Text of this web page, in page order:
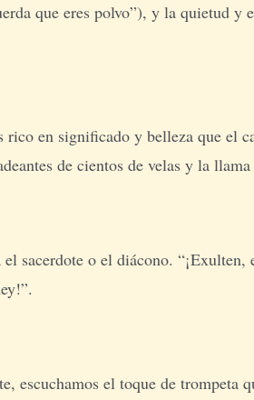
que eres polvo”), y la quietud
en significado y belleza que el
de cientos de velas y la
sacerdote o el diácono.
escuchamos el toque de